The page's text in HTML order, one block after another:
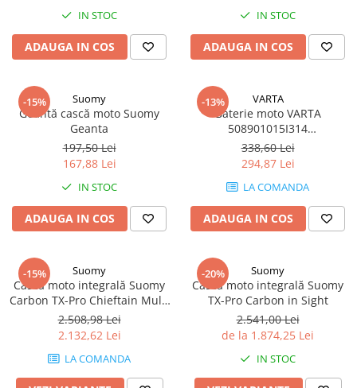
IN STOC
ADAUGA IN COS
IN STOC
ADAUGA IN COS
-15% Suomy
Geantă cască moto Suomy
Geanta
197,50 Lei
167,88 Lei
IN STOC
ADAUGA IN COS
-13% VARTA
Baterie moto VARTA
508901015I314
(POWERSPORTS AGM)
338,60 Lei
294,87 Lei
LA COMANDA
ADAUGA IN COS
-15% Suomy
Cască moto integrală Suomy
Carbon TX-Pro Chieftain Multi
Carbon
2.508,98 Lei
2.132,62 Lei
LA COMANDA
-20% Suomy
Cască moto integrală Suomy
TX-Pro Carbon in Sight
2.541,00 Lei
de la 1.874,25 Lei
IN STOC